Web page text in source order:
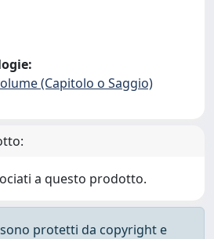
(Capitolo o Saggio)
a questo prodotto.
protetti da copyright e